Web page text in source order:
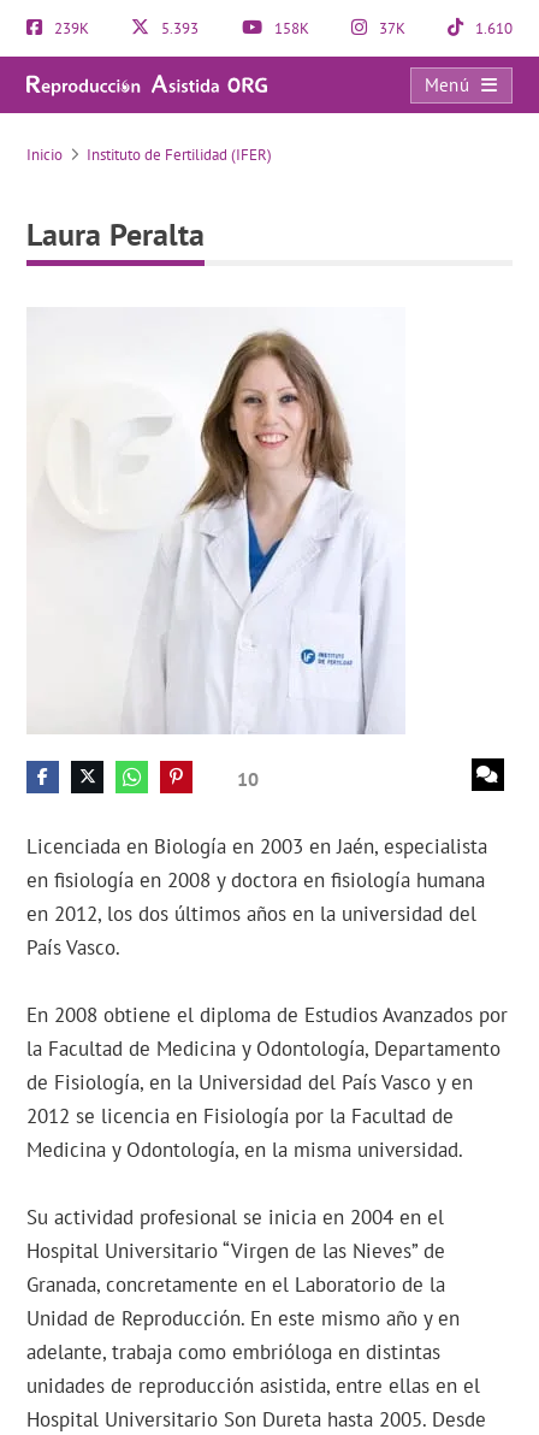
239K 5.393 158K 37K 1.610
Menú
Laura Peralta
Inicio Instituto de Fertilidad (IFER)
Laura Peralta
10
Licenciada en Biología en 2003 en Jaén, especialista
en fisiología en 2008 y doctora en fisiología humana
en 2012, los dos últimos años en la universidad del
País Vasco.
En 2008 obtiene el diploma de Estudios Avanzados por
la Facultad de Medicina y Odontología, Departamento
de Fisiología, en la Universidad del País Vasco y en
2012 se licencia en Fisiología por la Facultad de
Medicina y Odontología, en la misma universidad.
Su actividad profesional se inicia en 2004 en el
Hospital Universitario “Virgen de las Nieves” de
Granada, concretamente en el Laboratorio de la
Unidad de Reproducción. En este mismo año y en
adelante, trabaja como embrióloga en distintas
unidades de reproducción asistida, entre ellas en el
Hospital Universitario Son Dureta hasta 2005. Desde